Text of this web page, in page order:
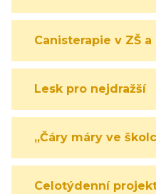
Canisterapie v ZŠ a
Lesk pro nejdražší
„Čáry máry ve
Celotýdenní